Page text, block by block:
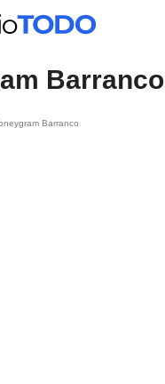
Barranco
Barranco